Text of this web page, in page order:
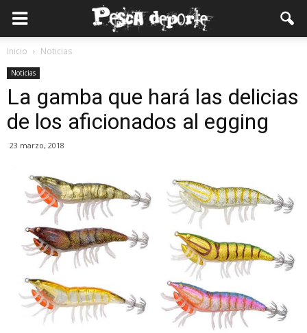
Inicio Noticias
Noticias
La gamba que hará las delicias
de los aficionados al egging
23 marzo, 2018